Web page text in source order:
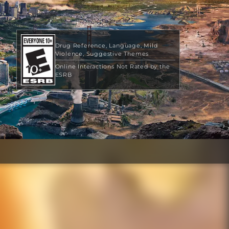
Drug Reference Language Mild
Violence
Suggestive Themes
Online Interactions Not Rated by the
ESRB